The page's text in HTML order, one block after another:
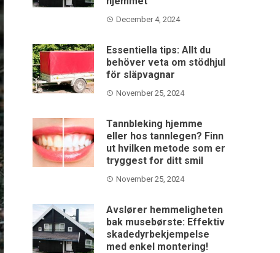
December 4, 2024
Essentiella tips: Allt du
behöver veta om stödhjul
för släpvagnar
November 25, 2024
Tannbleking hjemme
eller hos tannlegen? Finn
ut hvilken metode som er
tryggest for ditt smil
November 25, 2024
Avslører hemmeligheten
bak musebørste: Effektiv
skadedyrbekjempelse
med enkel montering!